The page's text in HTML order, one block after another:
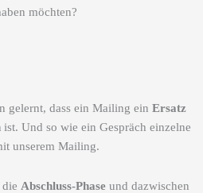
möchten?
gelernt, dass ein Mailing ein Ersatz
ist. Und so wie ein Gespräch einzelne
unserem Mailing.
die Abschluss-Phase und dazwischen